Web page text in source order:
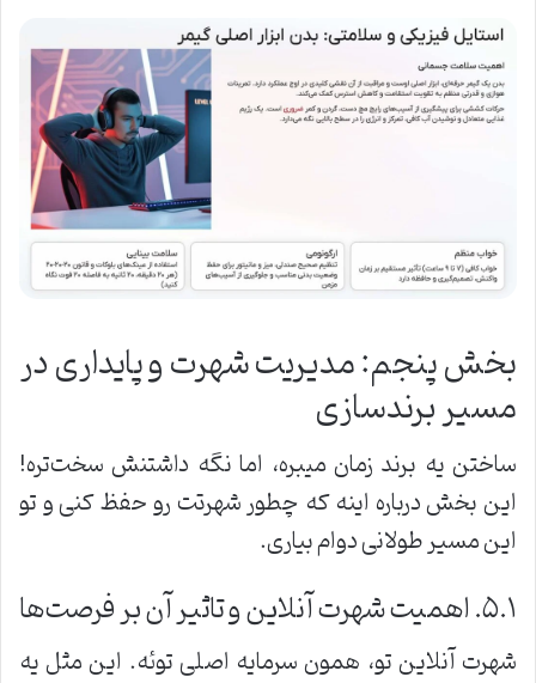
بخش پنجم: مدیریت شهرت و پایداری در
مسیر برندسازی
ساختن یه برند زمان میبره، اما نگه داشتنش سخت‌تره!
این بخش درباره اینه که چطور شهرتت رو حفظ کنی و تو
این مسیر طولانی دوام بیاری.
۵.۱. اهمیت شهرت آنلاین و تاثیر آن بر فرصت‌ها
شهرت آنلاین تو، همون سرمایه اصلی توئه. این مثل یه